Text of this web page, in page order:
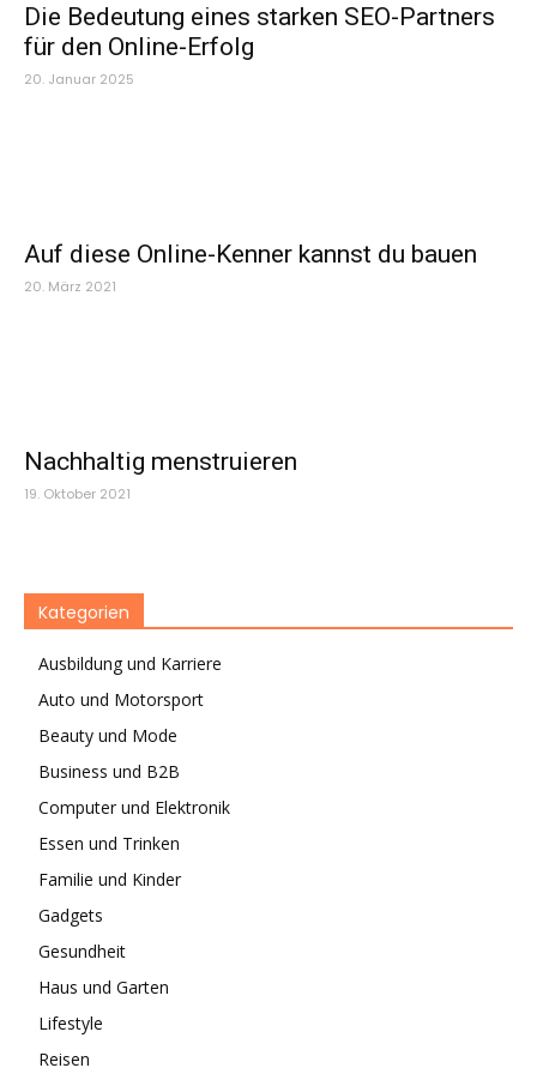
Die Bedeutung eines starken SEO-Partners
für den Online-Erfolg
20. Januar 2025
Auf diese Online-Kenner kannst du bauen
20. März 2021
Nachhaltig menstruieren
19. Oktober 2021
Kategorien
Ausbildung und Karriere
Auto und Motorsport
Beauty und Mode
Business und B2B
Computer und Elektronik
Essen und Trinken
Familie und Kinder
Gadgets
Gesundheit
Haus und Garten
Lifestyle
Reisen